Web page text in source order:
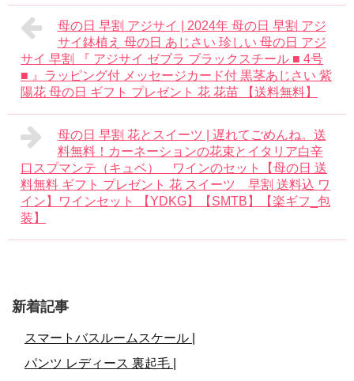
母の日 早割 アジサイ | 2024年 母の日 早割 アジ
サイ鉢植え 母の日 あじさい 珍しい 母の日 アジ
サイ 早割 『 アジサイ ゼブラ ブラックスチール ■ 4号
■ 』ラッピング付 メッセージカード付 黒茎あじさい 紫
陽花 母の日 ギフト プレゼント 花 花苗 【送料無料】
母の日 早割 花とスイーツ | 遅れてごめんね。送
料無料！カーネーションの花束とイタリア白辛
口スプマンテ（キュベ） ワインのセット【母の日 送
料無料 ギフト プレゼント 花 スイーツ 早割 送料込 ワ
イン】ワインセット 【YDKG】【SMTB】【楽ギフ_包
装】
新着記事
スマートバスルームスケール |
パンツ レディース 裏起毛 |